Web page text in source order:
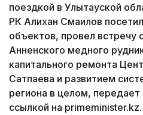
поездкой в Улытауской
РК Алихан Смаилов
объектов, провел встречу
Анненского медного
капитального ремонта
Сатпаева и развитием
региона в целом,
ссылкой на primeminister.kz.